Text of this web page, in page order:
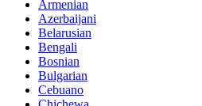
Armenian
Azerbaijani
Belarusian
Bengali
Bosnian
Bulgarian
Cebuano